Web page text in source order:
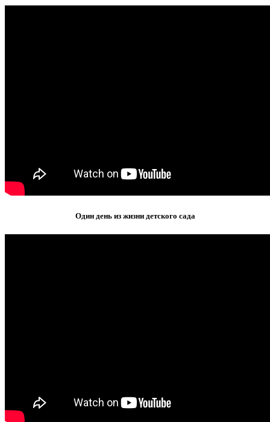
Один день из жизни детского сада